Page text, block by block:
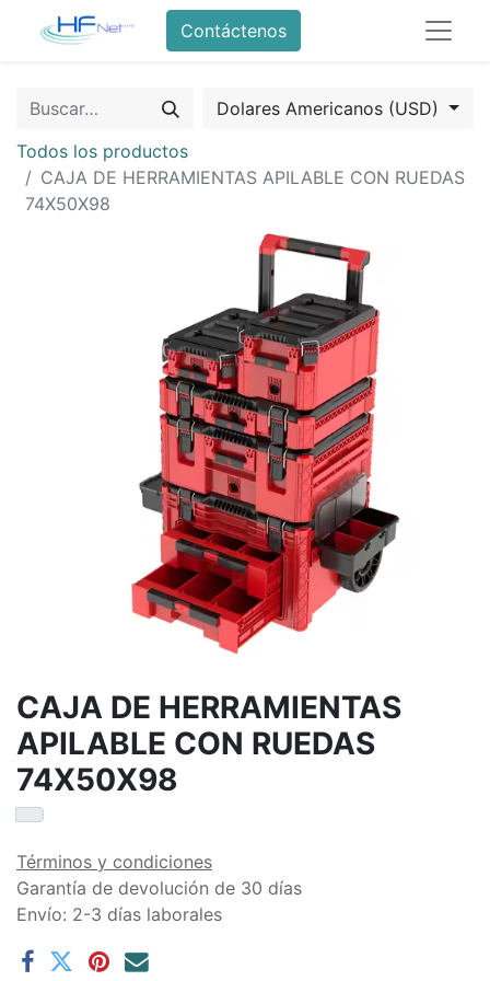
Contáctenos
Dolares Americanos (USD)
Todos los productos
CAJA DE HERRAMIENTAS APILABLE CON RUEDAS
74X50X98
CAJA DE HERRAMIENTAS
APILABLE CON RUEDAS
74X50X98
Términos y condiciones
Garantía de devolución de 30 días
Envío: 2-3 días laborales